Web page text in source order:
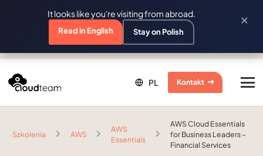
Kontakt
Szkolenia AWS
AWS
Essentials
AWS Cloud Essentials
for Business Leaders –
Financial Services
It looks like you're visiting from abroad.
Read in English Stay on Polish
×